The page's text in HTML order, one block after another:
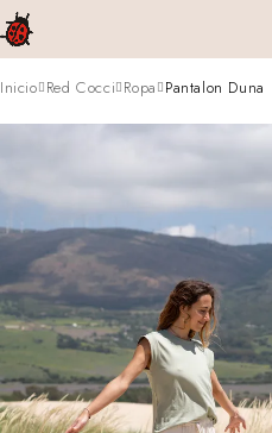
Inicio Red Cocci Ropa Pantalon Duna